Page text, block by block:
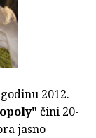
2012.
čini 20-
jasno